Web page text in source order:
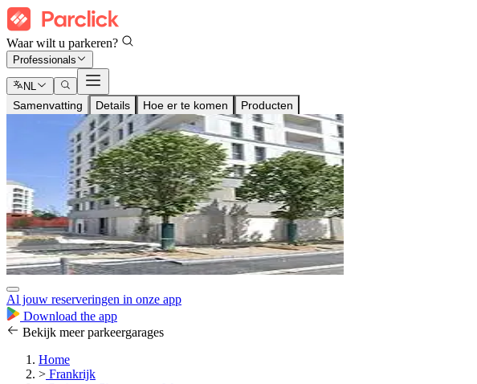
Waar wilt u parkeren?
Professionals
NL
Samenvatting Details Hoe er te komen Producten
Al jouw reserveringen in onze app
Download the app
Bekijk meer parkeergarages
Home
> Frankrijk